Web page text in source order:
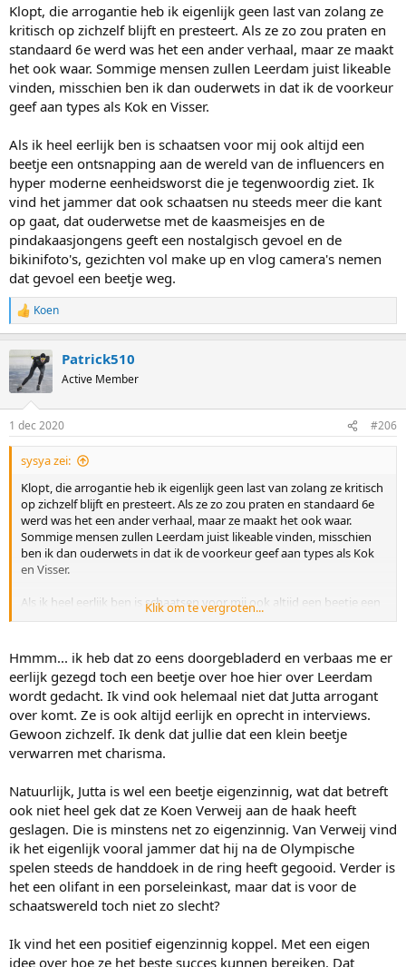
bij Leerdam heb ik de indruk dat het vaak niet eens zozeer met
haarzelf te maken heeft, maar meer met onevenredige aandacht
van de media (nu niet meer, een 2 jaar geleden zeker wel), en ik denk
dat het ook wel wat te maken heeft met Verweij.
Haar arrogantie? Mwoa, eerder zelfverzekerd, beetje hetzelfde als
Kramer, en ja best veel vinden hem ook arrogant.
Klopt, die arrogantie heb ik eigenlijk geen last van zolang ze
kritisch op zichzelf blijft en presteert. Als ze zo zou praten en
standaard 6e werd was het een ander verhaal, maar ze maakt
het ook waar. Sommige mensen zullen Leerdam juist likeable
vinden, misschien ben ik dan ouderwets in dat ik de voorkeur
geef aan types als Kok en Visser.
Als ik heel eerlijk ben is schaatsen voor mij ook altijd een
beetje een ontsnapping aan de wereld van de influencers en
hyper moderne eenheidsworst die je tegenwoordig ziet. Ik
vind het jammer dat ook schaatsen nu steeds meer die kant
op gaat, dat ouderwetse met de kaasmeisjes en de
pindakaasjongens geeft een nostalgisch gevoel en de
bikinifoto's, gezichten vol make up en vlog camera's nemen
dat gevoel een beetje weg.
R
e
c
t
i
s
:
Koen
Patrick510
Active Member
1 dec 2020 #206
sysya zei:
Klopt, die arrogantie heb ik eigenlijk geen last van zolang ze kritisch
op zichzelf blijft en presteert. Als ze zo zou praten en standaard 6e
werd was het een ander verhaal, maar ze maakt het ook waar.
Sommige mensen zullen Leerdam juist likeable vinden, misschien
ben ik dan ouderwets in dat ik de voorkeur geef aan types als Kok
en Visser.
Als ik heel eerlijk ben is schaatsen voor mij ook altijd een beetje een
ontsnapping aan de wereld van de influencers en hyper moderne
schaatsen nu steeds meer die kant op gaat, dat ouderwetse met de
kaasmeisjes en de pindakaasjongens geeft een nostalgisch gevoel
en de bikinifoto's, gezichten vol make up en vlog camera's nemen
dat gevoel een beetje weg.
Klik om te vergroten...
Hmmm... ik heb dat zo eens doorgebladerd en verbaas me er
eerlijk gezegd toch een beetje over hoe hier over Leerdam
wordt gedacht. Ik vind ook helemaal niet dat Jutta arrogant
over komt. Ze is ook altijd eerlijk en oprecht in interviews.
Gewoon zichzelf. Ik denk dat jullie dat een klein beetje
verwarren met charisma.
Natuurlijk, Jutta is wel een beetje eigenzinnig, wat dat betreft
ook niet heel gek dat ze Koen Verweij aan de haak heeft
geslagen. Die is minstens net zo eigenzinnig. Van Verweij vind
ik het eigenlijk vooral jammer dat hij na de Olympische
spelen steeds de handdoek in de ring heeft gegooid. Verder is
het een olifant in een porseleinkast, maar dat is voor de
schaatswereld toch niet zo slecht?
Ik vind het een positief eigenzinnig koppel. Met een eigen
idee over hoe ze het beste succes kunnen bereiken. Dat